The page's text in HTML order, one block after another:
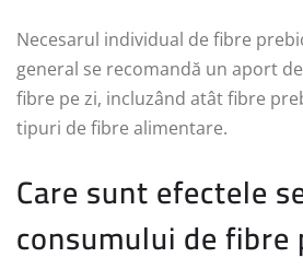
Necesarul individual de fibre
general se recomandă un aport
fibre pe zi, incluzând atât fibre
tipuri de fibre alimentare.
Care sunt efectele
consumului de fibre